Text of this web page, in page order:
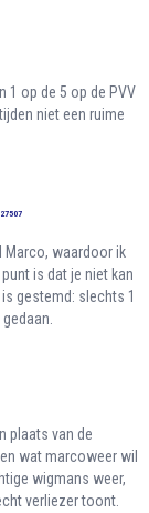
1 op de 5 op de PVV
niet een ruime
27507
Marco, waardoor ik
is dat je niet kan
gestemd: slechts 1
plaats van de
wat marcoweer wil
wigmans weer,
verliezer toont.